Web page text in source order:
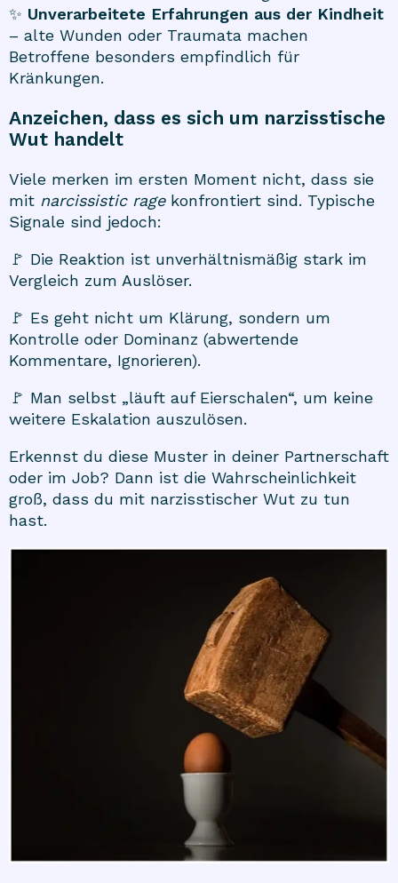
✨ Unverarbeitete Erfahrungen aus der Kindheit
– alte Wunden oder Traumata machen
Betroffene besonders empfindlich für
Kränkungen.
Anzeichen, dass es sich um narzisstische
Wut handelt
Viele merken im ersten Moment nicht, dass sie
mit narcissistic ragekonfrontiert sind. Typische
Signale sind jedoch:
🚩 Die Reaktion ist unverhältnismäßig stark im
Vergleich zum Auslöser.
🚩 Es geht nicht um Klärung, sondern um
Kontrolle oder Dominanz (abwertende
Kommentare, Ignorieren).
🚩 Man selbst „läuft auf Eierschalen“, um keine
weitere Eskalation auszulösen.
Erkennst du diese Muster in deiner Partnerschaft
oder im Job? Dann ist die Wahrscheinlichkeit
groß, dass du mit narzisstischer Wut zu tun
hast.